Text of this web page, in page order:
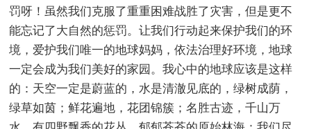
罚呀！虽然我们克服了重重困难战胜了灾害，但是更不
能忘记了大自然的惩罚。让我们行动起来保护我们的环
境，爱护我们唯一的地球妈妈，依法治理好环境，地球
一定会成为我们美好的家园。我心中的地球应该是这样
的：天空一定是蔚蓝的，水是清澈见底的，绿树成荫，
绿草如茵；鲜花遍地，花团锦簇；名胜古迹，千山万